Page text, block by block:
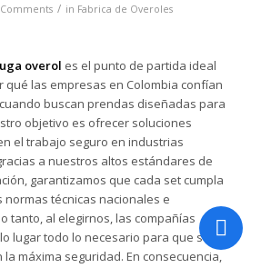
/ in Fabrica de Overoles
overol es el punto de partida ideal
las empresas en Colombia confían
buscan prendas diseñadas para
objetivo es ofrecer soluciones
el trabajo seguro en industrias
a nuestros altos estándares de
garantizamos que cada set cumpla
normas técnicas nacionales e
tanto, al elegirnos, las compañías
lugar todo lo necesario para que sus
máxima seguridad. En consecuencia,